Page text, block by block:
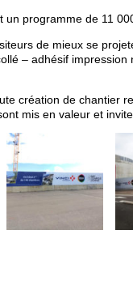
programme de 11
de mieux se
– adhésif
création de chantier
mis en valeur et